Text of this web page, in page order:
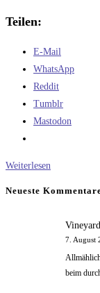
Teilen:
E-Mail
WhatsApp
Reddit
Tumblr
Mastodon
Weiterlesen
Neueste
Vineyard
7. August
beim